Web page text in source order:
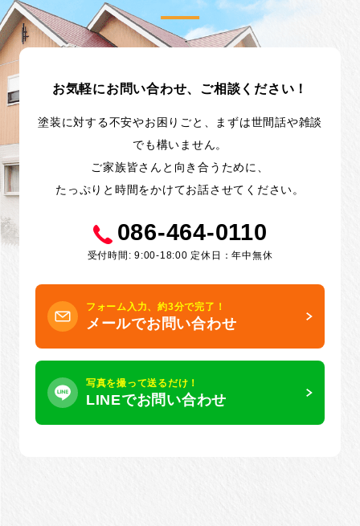
お気軽にお問い合わせ、ご相談ください！
塗装に対する不安やお困りごと、まずは世間話や雑談
でも構いません。
ご家族皆さんと向き合うために、
たっぷりと時間をかけてお話させてください。
086-464-0110
受付時間: 9:00-18:00 定休日：年中無休
フォーム入力、約3分で完了！
メールでお問い合わせ
写真を撮って送るだけ！
LINEでお問い合わせ